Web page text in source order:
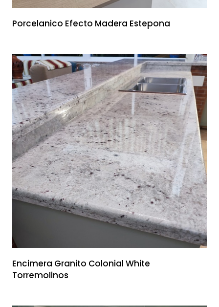
Porcelanico Efecto Madera Estepona
Encimera Granito Colonial White
Torremolinos